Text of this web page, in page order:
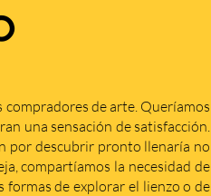
de arte. Queríamos
una sensación de satisfacción.
por descubrir pronto llenaría no
compartíamos la necesidad de
formas de explorar el lienzo o de